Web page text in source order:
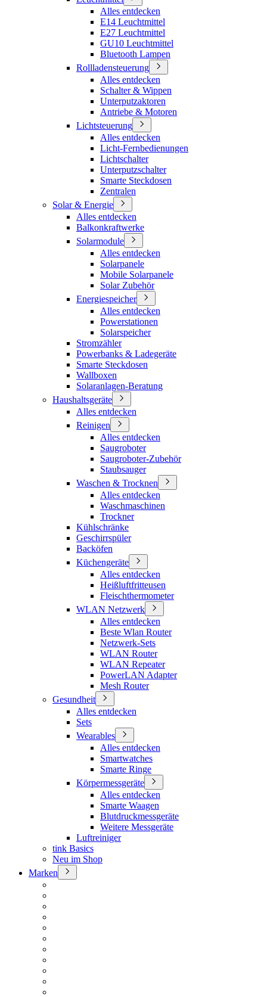
Alles entdecken
E14 Leuchtmittel
E27 Leuchtmittel
GU10 Leuchtmittel
Bluetooth Lampen
Rollladensteuerung
Alles entdecken
Schalter & Wippen
Unterputzaktoren
Antriebe & Motoren
Lichtsteuerung
Alles entdecken
Licht-Fernbedienungen
Lichtschalter
Unterputzschalter
Smarte Steckdosen
Zentralen
Solar & Energie
Alles entdecken
Balkonkraftwerke
Solarmodule
Alles entdecken
Solarpanele
Mobile Solarpanele
Solar Zubehör
Energiespeicher
Alles entdecken
Powerstationen
Solarspeicher
Stromzähler
Powerbanks & Ladegeräte
Smarte Steckdosen
Wallboxen
Solaranlagen-Beratung
Haushaltsgeräte
Alles entdecken
Reinigen
Alles entdecken
Saugroboter
Saugroboter-Zubehör
Staubsauger
Waschen & Trocknen
Alles entdecken
Waschmaschinen
Trockner
Kühlschränke
Geschirrspüler
Backöfen
Küchengeräte
Alles entdecken
Heißluftfritteusen
Fleischthermometer
WLAN Netzwerk
Alles entdecken
Beste Wlan Router
Netzwerk-Sets
WLAN Router
WLAN Repeater
PowerLAN Adapter
Mesh Router
Gesundheit
Alles entdecken
Sets
Wearables
Alles entdecken
Smartwatches
Smarte Ringe
Körpermessgeräte
Alles entdecken
Smarte Waagen
Blutdruckmessgeräte
Weitere Messgeräte
Luftreiniger
tink Basics
Neu im Shop
Marken